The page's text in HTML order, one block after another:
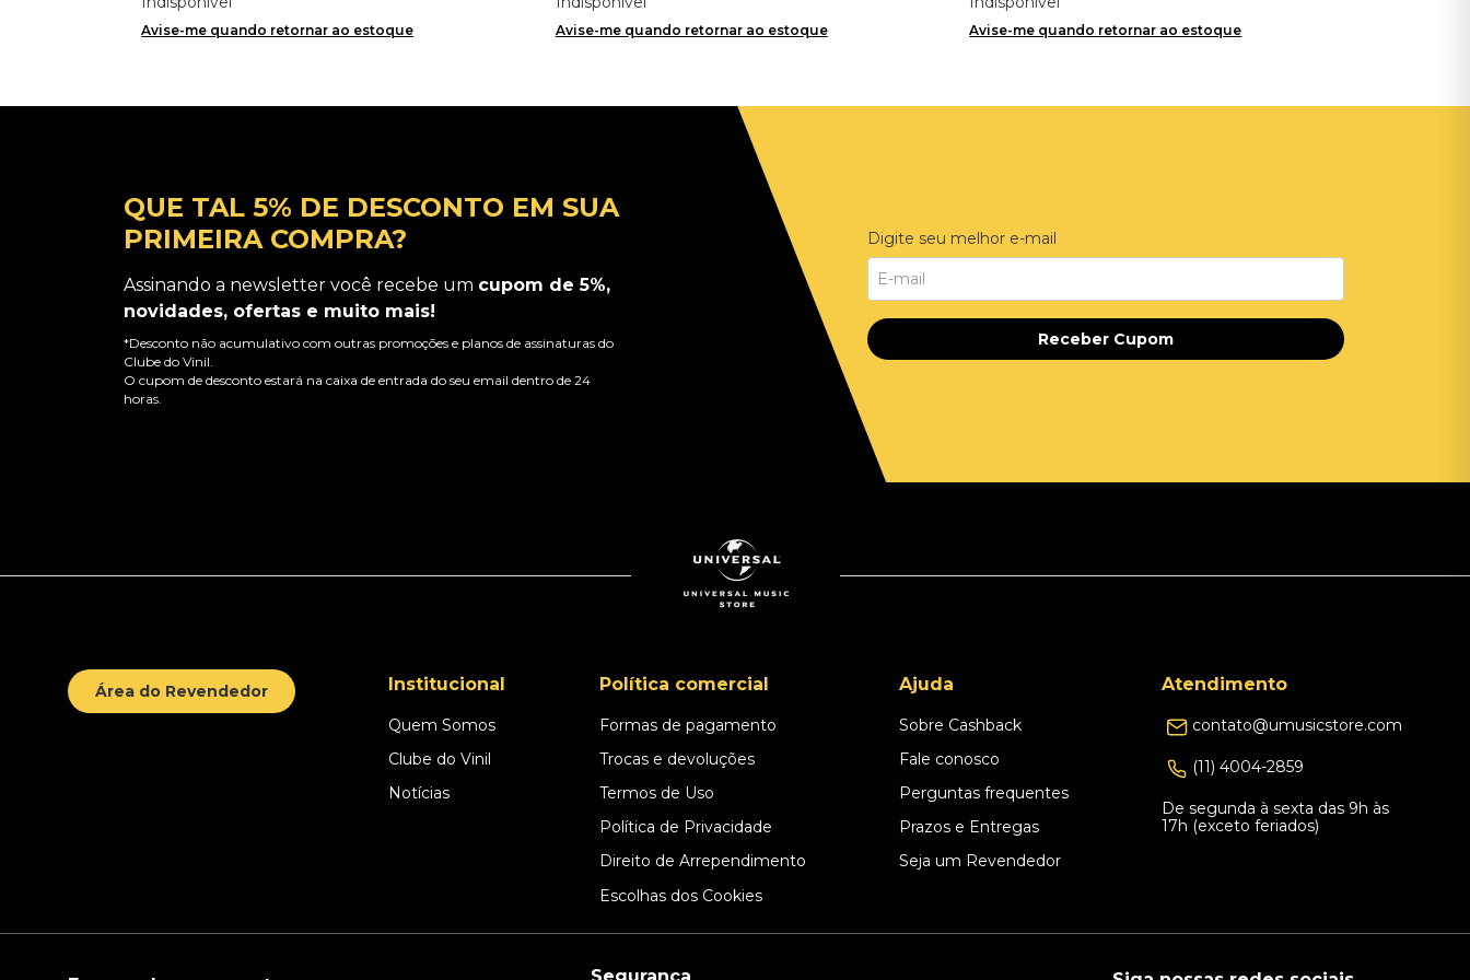
Avise-me quando retornar ao estoque Avise-me quando retornar ao estoque Avise-me quando retornar ao estoque
QUE TAL 5% DE DESCONTO EM SUA
PRIMEIRA COMPRA?
Assinando a newsletter você recebe um cupom de 5%,
novidades, ofertas e muito mais!
*Desconto não acumulativo com outras promoções e planos de assinaturas do
Clube do Vinil.
O cupom de desconto estará na caixa de entrada do seu email dentro de 24
horas.
Digite seu melhor e-mail
Receber Cupom
Área do Revendedor Institucional
Quem Somos
Clube do Vinil
Notícias
Política comercial
Formas de pagamento
Trocas e devoluções
Termos de Uso
Política de Privacidade
Direito de Arrependimento
Escolhas dos Cookies
Ajuda
Sobre Cashback
Fale conosco
Perguntas frequentes
Prazos e Entregas
Seja um Revendedor
Atendimento
contato@umusicstore.com
(11) 4004-2859
De segunda à sexta das 9h às
17h (exceto feriados)
Segurança